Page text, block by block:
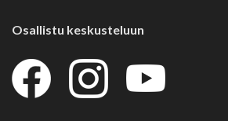
Osallistu keskusteluun